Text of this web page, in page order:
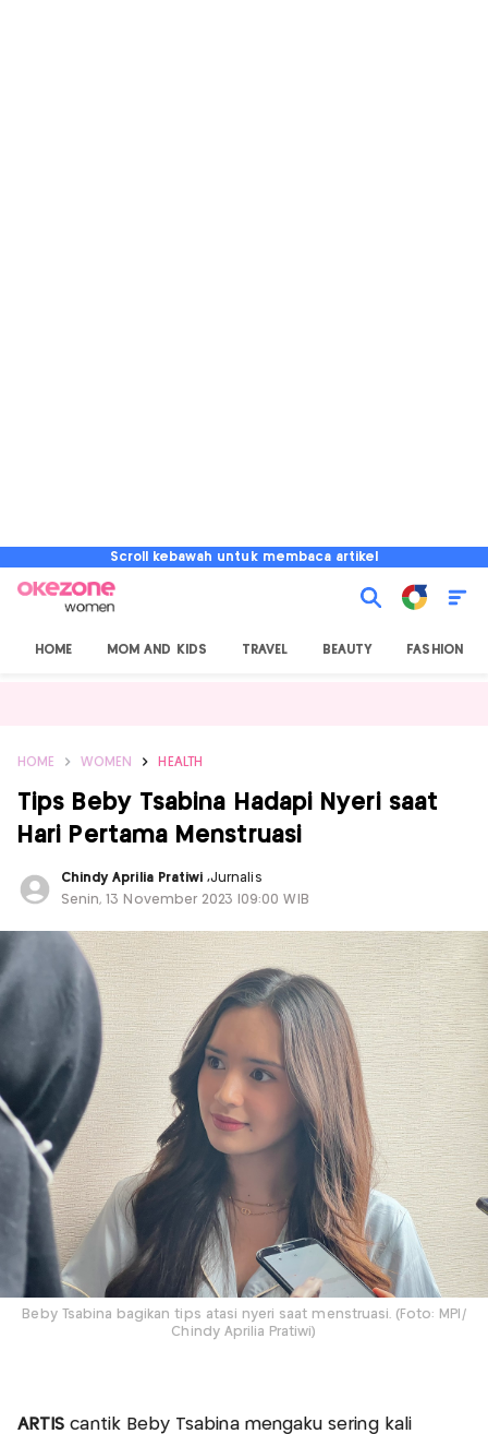
Scroll kebawah untuk membaca artikel
HOME MOM AND KIDS TRAVEL BEAUTY FASHION
HOME WOMEN HEALTH
Tips Beby Tsabina Hadapi Nyeri saat
Hari Pertama Menstruasi
Chindy Aprilia Pratiwi,Jurnalis
Senin, 13 November 2023 |09:00 WIB
Beby Tsabina bagikan tips atasi nyeri saat menstruasi. (Foto: MPI/
Chindy Aprilia Pratiwi)
ARTIS cantik Beby Tsabina mengaku sering kali